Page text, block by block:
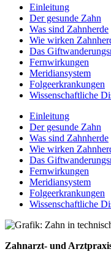
Einleitung
Der gesunde Zahn
Was sind Zahnherde
Wie wirken
Das
Fernwirkungen
Meridian­system
Folge­erkrankungen
Wissen­schaftliche
Einleitung
Der gesunde Zahn
Was sind Zahnherde
Wie wirken
Das
Fernwirkungen
Meridian­system
Folge­erkrankungen
Wissen­schaftliche
Zahnarzt- und